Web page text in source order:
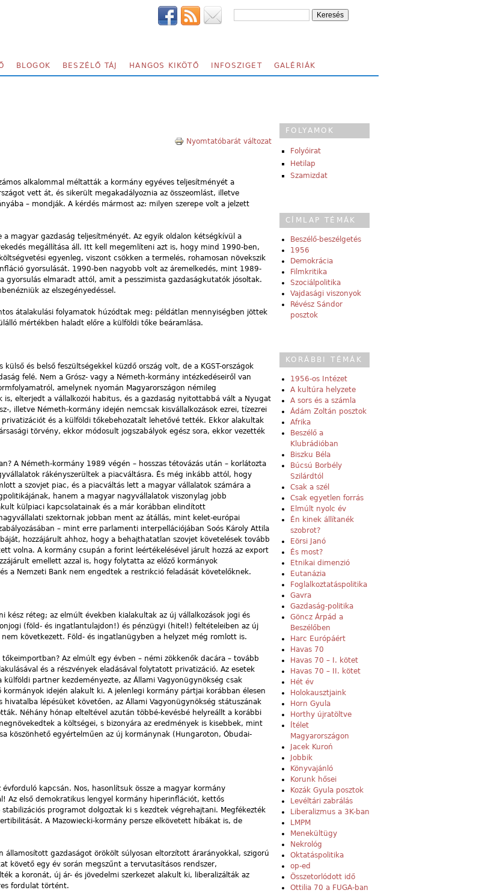
BLOGOK BESZÉLŐ TÁJ HANGOS KIKÖTŐ INFOSZIGET GALÉRIÁK
Nyomtatóbarát változat
alkalommal méltatták a kormány egyéves teljesítményét a
vett át, és sikerült megakadályoznia az összeomlást, illetve
– mondják. A kérdés mármost az: milyen szerepe volt a jelzett
magyar gazdaság teljesítményét. Az egyik oldalon kétségkívül a
megállítása áll. Itt kell megemlíteni azt is, hogy mind 1990-ben,
egyenleg, viszont csökken a termelés, rohamosan növekszik
gyorsulását. 1990-ben nagyobb volt az áremelkedés, mint 1989-
elmaradt attól, amit a pesszimista gazdaságkutatók jósoltak.
az elszegényedéssel.
átalakulási folyamatok húzódtak meg: példátlan mennyiségben jöttek
mértékben haladt előre a külföldi tőke beáramlása.
és belső feszültségekkel küzdő ország volt, de a KGST-országok
felé. Nem a Grósz- vagy a Németh-kormány intézkedéseiről van
amelynek nyomán Magyarországon némileg
is, elterjedt a vállalkozói habitus, és a gazdaság nyitottabbá vált a Nyugat
, illetve Németh-kormány idején nemcsak kisvállalkozások ezrei, tízezrei
és a külföldi tőkebehozatalt lehetővé tették. Ekkor alakultak
törvény, ekkor módosult jogszabályok egész sora, ekkor vezették
A Németh-kormány 1989 végén – hosszas tétovázás után – korlátozta
rákényszerültek a piacváltásra. És még inkább attól, hogy
a szovjet piac, és a piacváltás lett a magyar vállalatok számára a
hanem a magyar nagyvállalatok viszonylag jobb
külpiaci kapcsolatainak és a már korábban elindított
szektornak jobban ment az átállás, mint kelet-európai
– mint erre parlamenti interpellációjában Soós Károly Attila
hozzájárult ahhoz, hogy a behajthatatlan szovjet követelések tovább
volna. A kormány csupán a forint leértékelésével járult hozzá az export
emellett azzal is, hogy folytatta az előző kormányok
a Nemzeti Bank nem engedtek a restrikció feladását követelőknek.
kész réteg; az elmúlt években kialakultak az új vállalkozások jogi és
(föld- és ingatlantulajdon!) és pénzügyi (hitel!) feltételeiben az új
következett. Föld- és ingatlanügyben a helyzet még romlott is.
Az elmúlt egy évben – némi zökkenők dacára – tovább
és a részvények eladásával folytatott privatizáció. Az esetek
partner kezdeményezte, az Állami Vagyonügynökség csak
idején alakult ki. A jelenlegi kormány pártjai korábban élesen
lépésüket követően, az Állami Vagyonügynökség státuszának
Néhány hónap elteltével azután többé-kevésbé helyreállt a korábbi
a költségei, s bizonyára az eredmények is kisebbek, mint
köszönhető egyértelműen az új kormánynak (Hungaroton, Óbudai-
kapcsán. Nos, hasonlítsuk össze a magyar kormány
Az első demokratikus lengyel kormány hiperinflációt, kettős
programot dolgoztak ki s kezdtek végrehajtani. Megfékezték
A Mazowiecki-kormány persze elkövetett hibákat is, de
államosított gazdaságot örökölt súlyosan eltorzított árarányokkal, szigorú
követő egy év során megszűnt a tervutasításos rendszer,
a koronát, új ár- és jövedelmi szerkezet alakult ki, liberalizálták az
fordulat történt.
FOLYAMOK
Folyóirat
Hetilap
Szamizdat
CÍMLAP TÉMÁK
Beszélő-beszélgetés
1956
Demokrácia
Filmkritika
Szociálpolitika
Vajdasági viszonyok
Révész Sándor
posztok
KORÁBBI TÉMÁK
1956-os Intézet
A kultúra helyzete
A sors és a számla
Ádám Zoltán posztok
Afrika
Beszélő a
Klubrádióban
Biszku Béla
Búcsú Borbély
Szilárdtól
Csak a szél
Csak egyetlen forrás
Elmúlt nyolc év
Én kinek állítanék
szobrot?
Eörsi Janó
És most?
Etnikai dimenzió
Eutanázia
Foglalkoztatáspolitika
Gavra
Gazdaság-politika
Göncz Árpád a
Beszélőben
Harc Európáért
Havas 70
Havas 70 – I. kötet
Havas 70 – II. kötet
Hét év
Holokausztjaink
Horn Gyula
Horthy újratöltve
Ítélet
Magyarországon
Jacek Kuroń
Jobbik
Könyvajánló
Korunk hősei
Kozák Gyula posztok
Levéltári zabrálás
Liberalizmus a 3K-ban
LMPM
Menekültügy
Nekrológ
Oktatáspolitika
op-ed
Összetorlódott idő
Ottilia 70 a FUGA-ban